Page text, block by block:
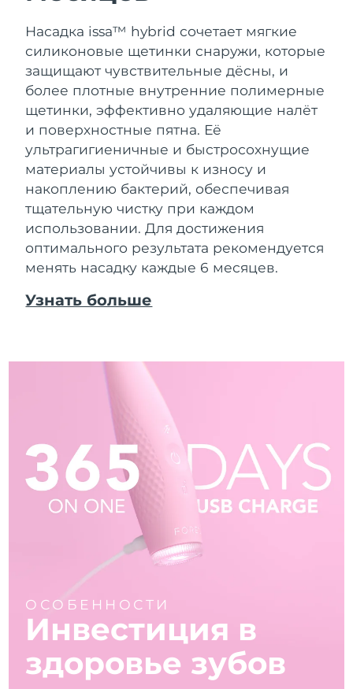
Насадка issa™ hybrid сочетает мягкие
силиконовые щетинки снаружи, которые
защищают чувствительные дёсны, и
более плотные внутренние полимерные
щетинки, эффективно удаляющие налёт
и поверхностные пятна. Её
ультрагигиеничные и быстросохнущие
материалы устойчивы к износу и
накоплению бактерий, обеспечивая
тщательную чистку при каждом
использовании. Для достижения
оптимального результата рекомендуется
менять насадку каждые 6 месяцев.
Узнать больше
ОСОБЕННОСТИ
Инвестиция в
здоровье зубов